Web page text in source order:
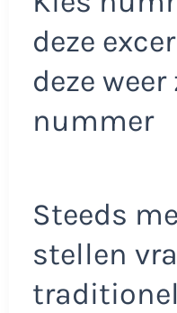
deze
deze
nummer
Steeds
stellen